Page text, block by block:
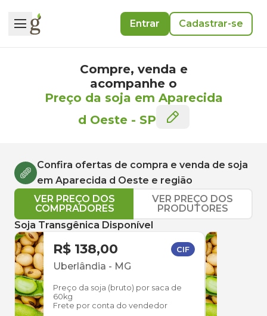
Entrar Cadastrar-se
Compre, venda e
acompanhe o
Preço da soja em Aparecida
d Oeste - SP
Confira ofertas de compra e venda de soja
em Aparecida d Oeste e região
VER PREÇO DOS
COMPRADORES
VER PREÇO DOS
PRODUTORES
Soja Transgênica Disponível
R$ 138,00 CIF
Uberlândia - MG
Preço da soja (bruto) por saca de
60kg
Frete por conta do vendedor